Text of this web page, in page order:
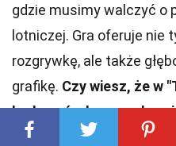
gdzie musimy walczyć o
lotniczej. Gra oferuje nie
rozgrywkę, ale także
grafikę. Czy wiesz, że w
budować własne
zwierzęta i odkrywać